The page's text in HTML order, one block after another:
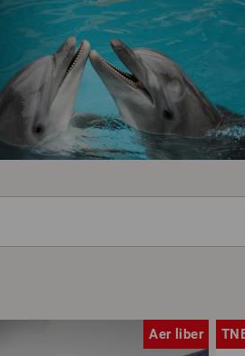
Aer liber